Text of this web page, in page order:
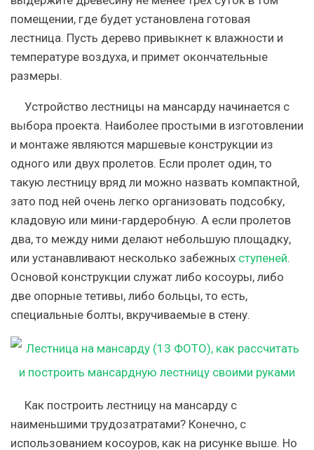
помещении, где будет установлена готовая
лестница. Пусть дерево привыкнет к влажности и
температуре воздуха, и примет окончательные
размеры.
Устройство лестницы на мансарду начинается с
выбора проекта. Наиболее простыми в изготовлении
и монтаже являются маршевые конструкции из
одного или двух пролетов. Если пролет один, то
такую лестницу вряд ли можно назвать компактной,
зато под ней очень легко организовать подсобку,
кладовую или мини-гардеробную. А если пролетов
два, то между ними делают небольшую площадку,
или устанавливают несколько забежных ступеней.
Основой конструкции служат либо косоуры, либо
две опорные тетивы, либо больцы, то есть,
специальные болты, вкручиваемые в стену.
Как построить лестницу на мансарду с
наименьшими трудозатратами? Конечно, с
использованием косоуров, как на рисунке выше. Но